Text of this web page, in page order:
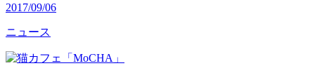
2017/09/06
ニュース